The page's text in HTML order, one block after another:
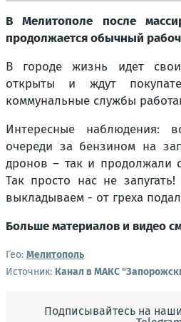
В Мелитополе после
продолжается обычный
В городе жизнь идет
открыты и ждут
коммунальные службы
Интересные наблюдения:
очереди за бензином на
дронов – так и продолжали
Так просто нас не
выкладываем - от греха
Больше материалов и видео
Гео: Мелитополь
Источник: Канал в МАКС
Подписывайтесь на